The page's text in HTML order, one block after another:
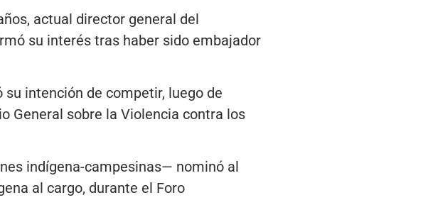
actual director general del
su interés tras haber sido embajador
intención de competir, luego de
General sobre la Violencia contra los
indígena-campesinas— nominó al
al cargo, durante el Foro